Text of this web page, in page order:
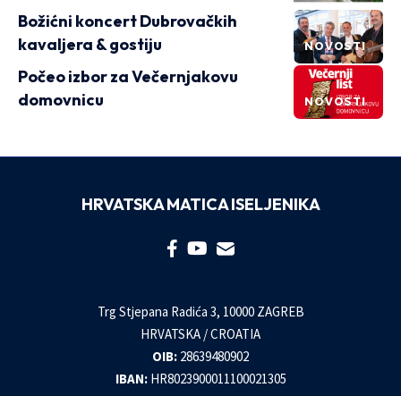
NOVOSTI
Božićni koncert Dubrovačkih
kavaljera & gostiju
NOVOSTI
Počeo izbor za Večernjakovu
domovnicu
HRVATSKA MATICA ISELJENIKA
Trg Stjepana Radića 3, 10000 ZAGREB
HRVATSKA / CROATIA
OIB: 28639480902
IBAN: HR8023900011100021305